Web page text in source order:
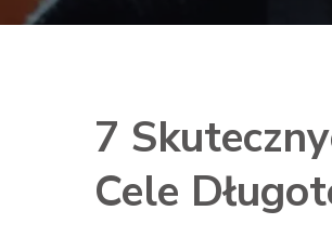
7
Cele